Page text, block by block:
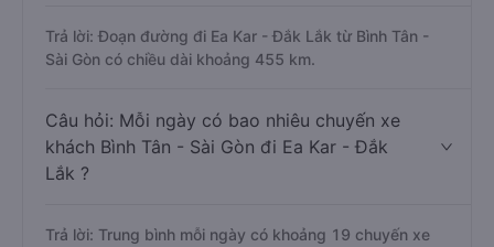
Trả lời: Đoạn đường đi Ea Kar - Đắk Lắk từ Bình Tân -
Sài Gòn có chiều dài khoảng 455 km.
Câu hỏi: Mỗi ngày có bao nhiêu chuyến xe
khách Bình Tân - Sài Gòn đi Ea Kar - Đắk
Lắk ?
Trả lời: Trung bình mỗi ngày có khoảng 19 chuyến xe